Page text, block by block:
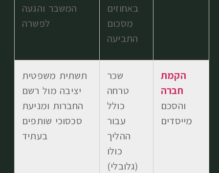
באחוזים
מסכום
התביעה
המשבר והגעה
לפשרה
הקמת
חברה
והסכם
מייסדים
שכר
טרחה
כולל
עבור
ההליך
כולו
(גלובלי)
תשתית משפטית
יציבה מול רשם
החברות ומניעת
סכסוכי שותפים
בעתיד